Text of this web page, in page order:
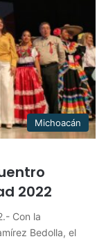
Michoacán
2022
Con la
Bedolla, el